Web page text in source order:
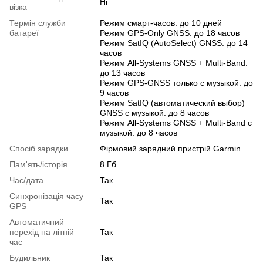
візка
Термін служби
батареї
Режим смарт-часов: до 10 дней
Режим GPS-Only GNSS: до 18 часов
Режим SatIQ (AutoSelect) GNSS: до 14
часов
Режим All-Systems GNSS + Multi-Band:
до 13 часов
Режим GPS-GNSS только с музыкой: до
9 часов
Режим SatIQ (автоматический выбор)
GNSS с музыкой: до 8 часов
Режим All-Systems GNSS + Multi-Band с
музыкой: до 8 часов
Спосіб зарядки
Фірмовий зарядний пристрій Garmin
Пам'ять/історія
8 Гб
Час/дата
Так
Синхронізація часу
GPS
Так
Автоматичний
перехід на літній
час
Так
Будильник
Так